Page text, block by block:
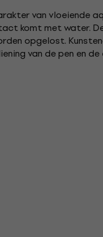
van vloeiende
komt met water.
opgelost.
van de pen en